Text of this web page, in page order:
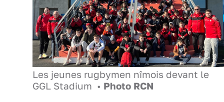
Les jeunes rugbymen nîmois devant le
GGL Stadium • Photo RCN